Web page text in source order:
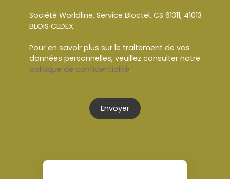
Société Worldline, Service Bloctel, CS 61311, 41013
BLOIS CEDEX.
Pour en savoir plus sur le traitement de vos
données personnelles, veuillez consulter notre
politique de confidentialité.
Envoyer